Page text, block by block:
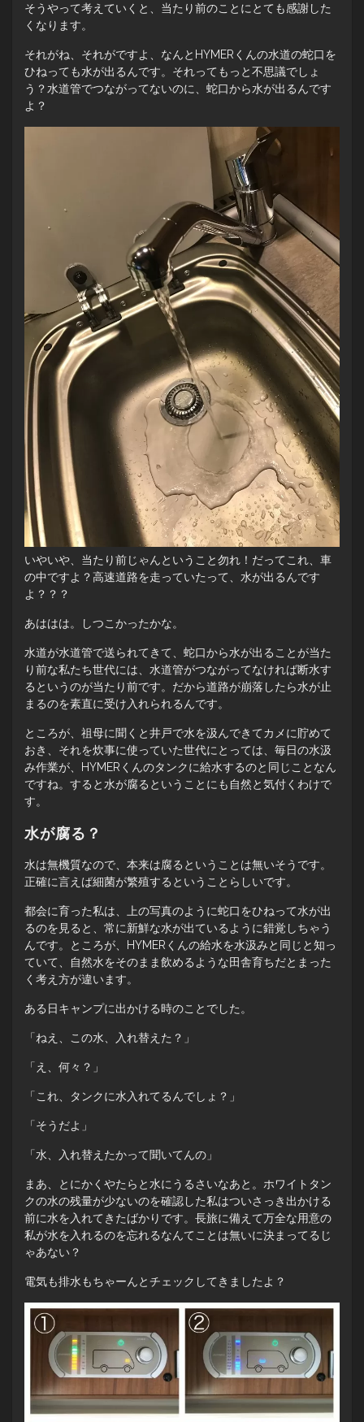
そうやって考えていくと、当たり前のことにとても感謝した
くなります。
それがね、それがですよ、なんとHYMERくんの水道の蛇口を
ひねっても水が出るんです。それってもっと不思議でしょ
う？水道管でつながってないのに、蛇口から水が出るんです
よ？
いやいや、当たり前じゃんということ勿れ！だってこれ、車
の中ですよ？高速道路を走っていたって、水が出るんです
よ？？？
あははは。しつこかったかな。
水道が水道管で送られてきて、蛇口から水が出ることが当た
り前な私たち世代には、水道管がつながってなければ断水す
るというのが当たり前です。だから道路が崩落したら水が止
まるのを素直に受け入れられるんです。
ところが、祖母に聞くと井戸で水を汲んできてカメに貯めて
おき、それを炊事に使っていた世代にとっては、毎日の水汲
み作業が、HYMERくんのタンクに給水するのと同じことなん
ですね。すると水が腐るということにも自然と気付くわけで
す。
水が腐る？
水は無機質なので、本来は腐るということは無いそうです。
正確に言えば細菌が繁殖するということらしいです。
都会に育った私は、上の写真のように蛇口をひねって水が出
るのを見ると、常に新鮮な水が出ているように錯覚しちゃう
んです。ところが、HYMERくんの給水を水汲みと同じと知っ
ていて、自然水をそのまま飲めるような田舎育ちだとまった
く考え方が違います。
ある日キャンプに出かける時のことでした。
「ねえ、この水、入れ替えた？」
「え、何々？」
「これ、タンクに水入れてるんでしょ？」
「そうだよ」
「水、入れ替えたかって聞いてんの」
まあ、とにかくやたらと水にうるさいなあと。ホワイトタン
クの水の残量が少ないのを確認した私はついさっき出かける
前に水を入れてきたばかりです。長旅に備えて万全な用意の
私が水を入れるのを忘れるなんてことは無いに決まってるじ
ゃあない？
電気も排水もちゃーんとチェックしてきましたよ？